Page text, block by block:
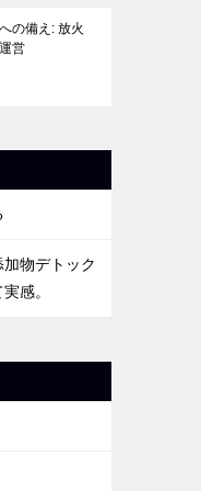
の備え: 放火
営
物デトック
感。